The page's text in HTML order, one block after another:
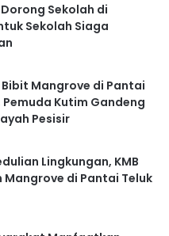
Dorong Sekolah di
Sekolah Siaga
Bibit Mangrove di Pantai
Pemuda Kutim Gandeng
Pesisir
Lingkungan, KMB
Mangrove di Pantai Teluk